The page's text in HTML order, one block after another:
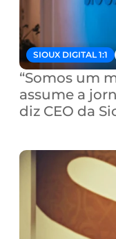
SIOUX DIGITAL 1:1
“Somos um
assume a
diz CEO da